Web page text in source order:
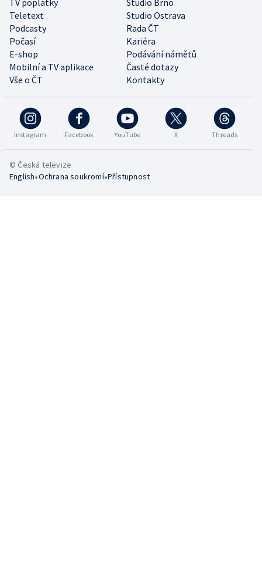
Teletext
Studio Ostrava
Podcasty
Rada ČT
Počasí
Kariéra
E-shop
Podávání námětů
Mobilní a TV aplikace
Časté dotazy
Vše o ČT
Kontakty
Instagram Facebook YouTube X Threads
© Česká televize
English•Ochrana soukromí•Přístupnost